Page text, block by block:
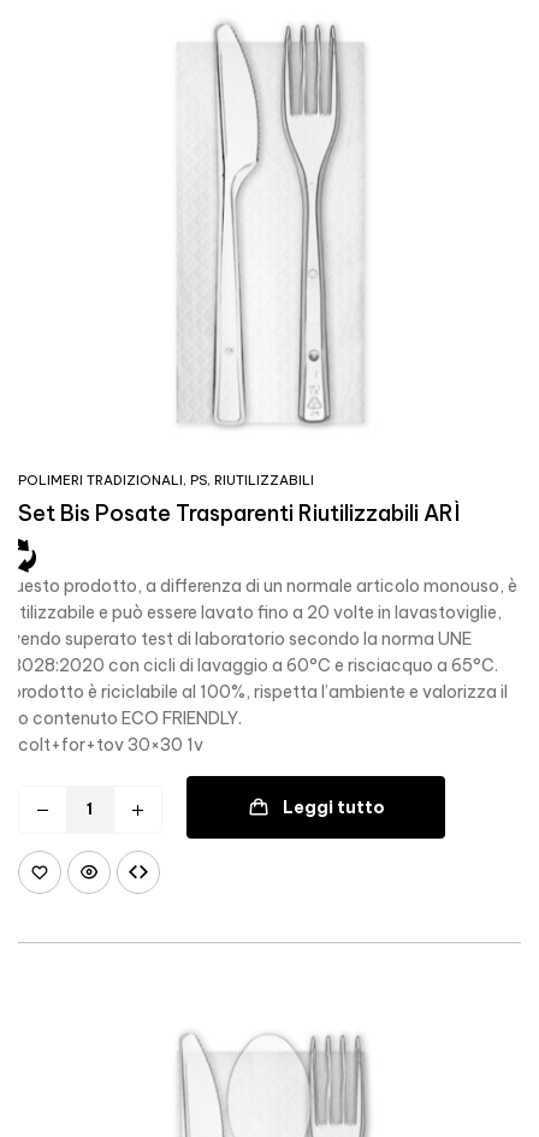
POLIMERI TRADIZIONALI, PS, RIUTILIZZABILI
Set Bis Posate Trasparenti Riutilizzabili ARÌ
Questo prodotto, a differenza di un normale articolo monouso, è
riutilizzabile e può essere lavato fino a 20 volte in lavastoviglie,
avendo superato test di laboratorio secondo la norma UNE
53028:2020 con cicli di lavaggio a 60°C e risciacquo a 65°C.
Il prodotto è riciclabile al 100%, rispetta l’ambiente e valorizza il
suo contenuto ECO FRIENDLY.
colt+for+tov 30×30 1v
Leggi tutto